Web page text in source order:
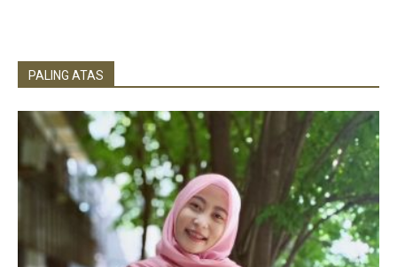
PALING ATAS